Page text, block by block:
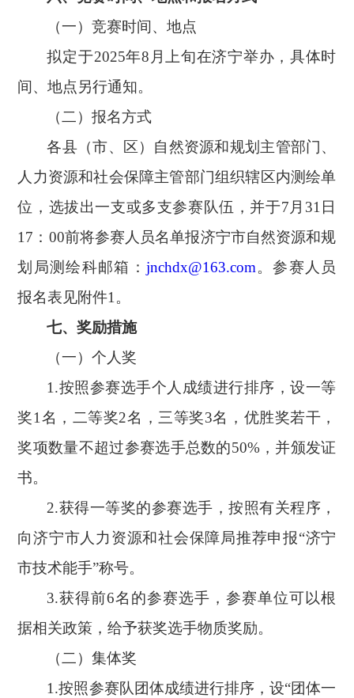
（一）竞赛时间、地点
拟定于2025年8月上旬在济宁举办，具体时
间、地点另行通知。
（二）报名方式
各县（市、区）自然资源和规划主管部门、
人力资源和社会保障主管部门组织辖区内测绘单
位，选拔出一支或多支参赛队伍，并于7月31日
17：00前将参赛人员名单报济宁市自然资源和规
划局测绘科邮箱： jnchdx@163.com。参赛人员
报名表见附件1。
七、奖励措施
（一）个人奖
1.按照参赛选手个人成绩进行排序，设一等
奖1名，二等奖2名，三等奖3名，优胜奖若干，
奖项数量不超过参赛选手总数的50%，并颁发证
书。
2.获得一等奖的参赛选手 ，按照有关程序，
向济宁市人力资源和社会保障局推荐申报“济宁
市技术能手”称号。
3.获得前6名的参赛选手，参赛单位可以根
据相关政策，给予获奖选手物质奖励。
（二）集体奖
1.按照参赛队团体成绩进行排序，设“团体一